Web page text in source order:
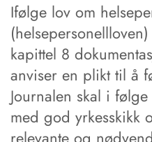
Ifølge lov om
kapittel 8
anviser en plikt til å
Journalen skal i
med god yrkesskikk